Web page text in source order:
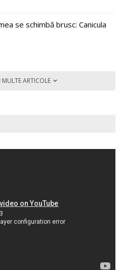
se schimbă brusc: Canicula
ARTICOLE